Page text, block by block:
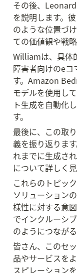
その後、
を説明します。
のような位置づ
ての価値観や戦
Williamは、具体
障害者向けのe
す。Amazon
モデルを使用し
ト生成を自動化
す。
最後に、この取
義を振り返りま
れまでに生成さ
について詳しく
これらのトピッ
ソリューション
様性に対する意
でインクルーシ
のようにつなが
皆さん、このセ
品やサービスを
スピレーション